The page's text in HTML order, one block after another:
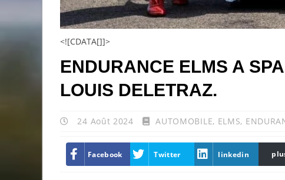
<![CDATA[]]>
ENDURANCE ELMS A
LOUIS DELETRAZ.
24 Août 2024 AUTOMOBILE, ELMS,
Facebook Twitter linkedin